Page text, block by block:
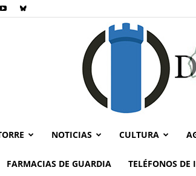
NOTICIAS CULTURA
FARMACIAS DE GUARDIA TELÉFONOS DE